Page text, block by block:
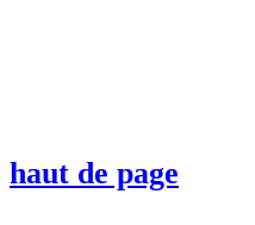
haut de page